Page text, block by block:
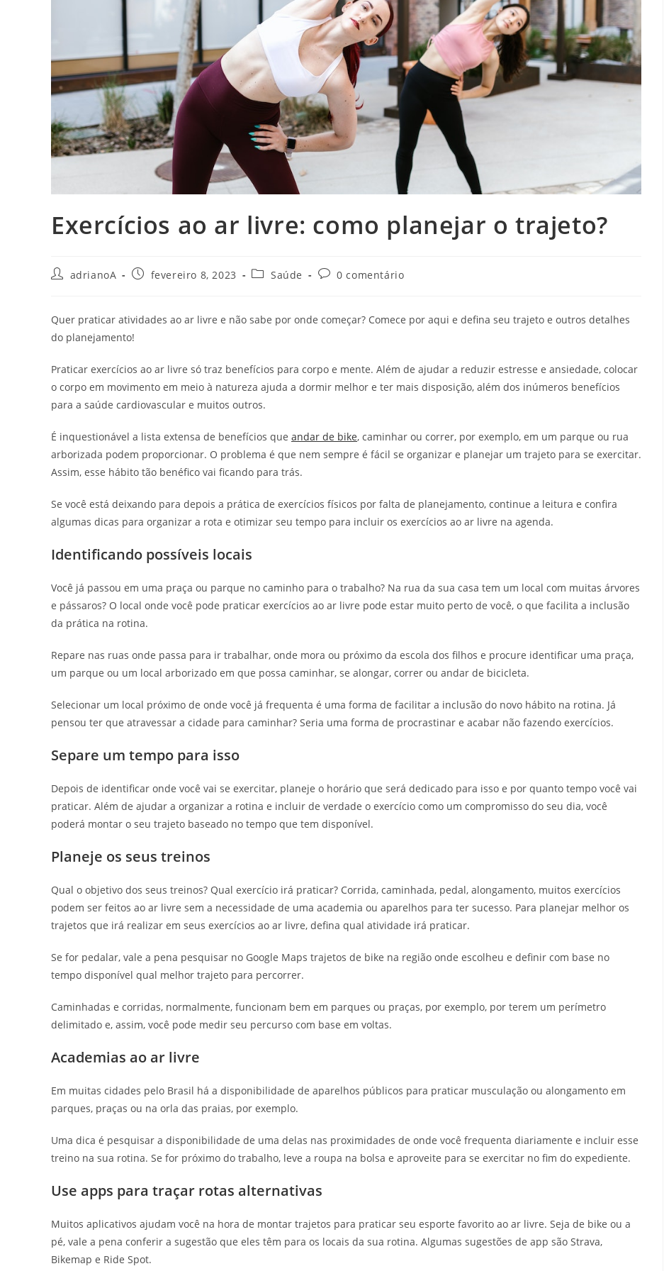
Exercícios ao ar livre: como planejar o trajeto?
AutoradrianoA
Postfevereiro 8, 2023
Categoria
Saúde
Comentários
0 comentário
Quer praticar atividades ao ar livre e não sabe por onde começar? Comece por aqui e defina seu trajeto e outros detalhes
do planejamento!
Praticar exercícios ao ar livre só traz benefícios para corpo e mente. Além de ajudar a reduzir estresse e ansiedade, colocar
o corpo em movimento em meio à natureza ajuda a dormir melhor e ter mais disposição, além dos inúmeros benefícios
para a saúde cardiovascular e muitos outros.
É inquestionável a lista extensa de benefícios que andar de bike, caminhar ou correr, por exemplo, em um parque ou rua
arborizada podem proporcionar. O problema é que nem sempre é fácil se organizar e planejar um trajeto para se exercitar.
Assim, esse hábito tão benéfico vai ficando para trás.
Se você está deixando para depois a prática de exercícios físicos por falta de planejamento, continue a leitura e confira
algumas dicas para organizar a rota e otimizar seu tempo para incluir os exercícios ao ar livre na agenda.
Identificando possíveis locais
Você já passou em uma praça ou parque no caminho para o trabalho? Na rua da sua casa tem um local com muitas árvores
e pássaros? O local onde você pode praticar exercícios ao ar livre pode estar muito perto de você, o que facilita a inclusão
da prática na rotina.
Repare nas ruas onde passa para ir trabalhar, onde mora ou próximo da escola dos filhos e procure identificar uma praça,
um parque ou um local arborizado em que possa caminhar, se alongar, correr ou andar de bicicleta.
Selecionar um local próximo de onde você já frequenta é uma forma de facilitar a inclusão do novo hábito na rotina. Já
pensou ter que atravessar a cidade para caminhar? Seria uma forma de procrastinar e acabar não fazendo exercícios.
Separe um tempo para isso
Depois de identificar onde você vai se exercitar, planeje o horário que será dedicado para isso e por quanto tempo você vai
praticar. Além de ajudar a organizar a rotina e incluir de verdade o exercício como um compromisso do seu dia, você
poderá montar o seu trajeto baseado no tempo que tem disponível.
Planeje os seus treinos
Qual o objetivo dos seus treinos? Qual exercício irá praticar? Corrida, caminhada, pedal, alongamento, muitos exercícios
podem ser feitos ao ar livre sem a necessidade de uma academia ou aparelhos para ter sucesso. Para planejar melhor os
trajetos que irá realizar em seus exercícios ao ar livre, defina qual atividade irá praticar.
Se for pedalar, vale a pena pesquisar no Google Maps trajetos de bike na região onde escolheu e definir com base no
tempo disponível qual melhor trajeto para percorrer.
Caminhadas e corridas, normalmente, funcionam bem em parques ou praças, por exemplo, por terem um perímetro
delimitado e, assim, você pode medir seu percurso com base em voltas.
Academias ao ar livre
Em muitas cidades pelo Brasil há a disponibilidade de aparelhos públicos para praticar musculação ou alongamento em
parques, praças ou na orla das praias, por exemplo.
Uma dica é pesquisar a disponibilidade de uma delas nas proximidades de onde você frequenta diariamente e incluir esse
treino na sua rotina. Se for próximo do trabalho, leve a roupa na bolsa e aproveite para se exercitar no fim do expediente.
Use apps para traçar rotas alternativas
Muitos aplicativos ajudam você na hora de montar trajetos para praticar seu esporte favorito ao ar livre. Seja de bike ou a
pé, vale a pena conferir a sugestão que eles têm para os locais da sua rotina. Algumas sugestões de app são Strava,
Bikemap e Ride Spot.